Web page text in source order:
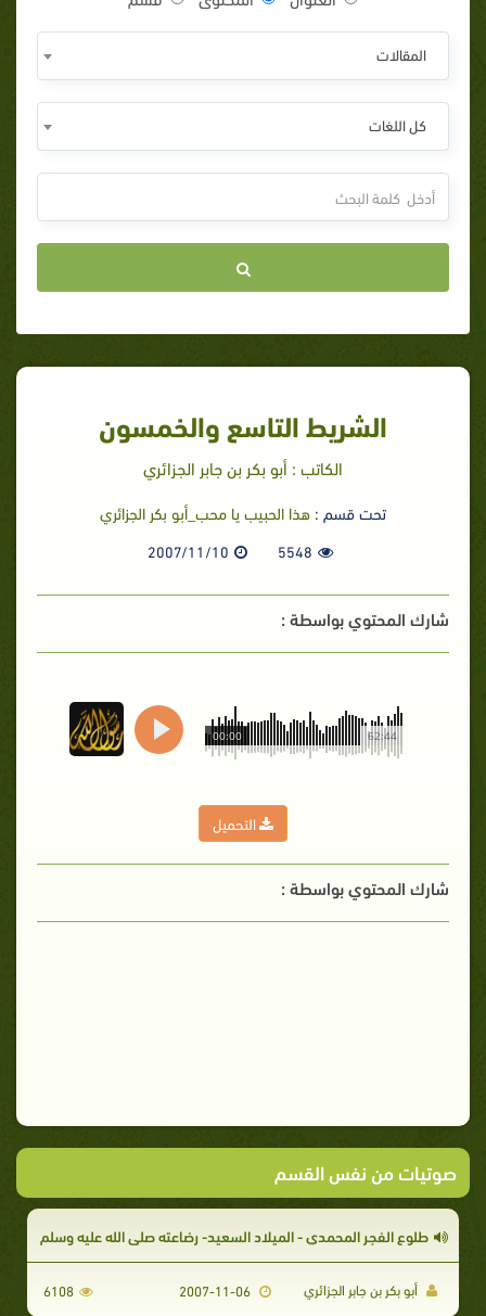
المقالات
كل اللغات
الشريط التاسع والخمسون
الكاتب : أبو بكر بن جابر الجزائري
تحت قسم : هذا الحبيب يا محب_أبو بكر الجزائري
5548
2007/11/10
شارك المحتوي بواسطة :
62:44
00:00
التحميل
شارك المحتوي بواسطة :
صوتيات من نفس القسم
طلوع الفجر المحمدي - الميلاد السعيد- رضاعته صلى الله عليه وسلم
أبو بكر بن جابر الجزائري 6108